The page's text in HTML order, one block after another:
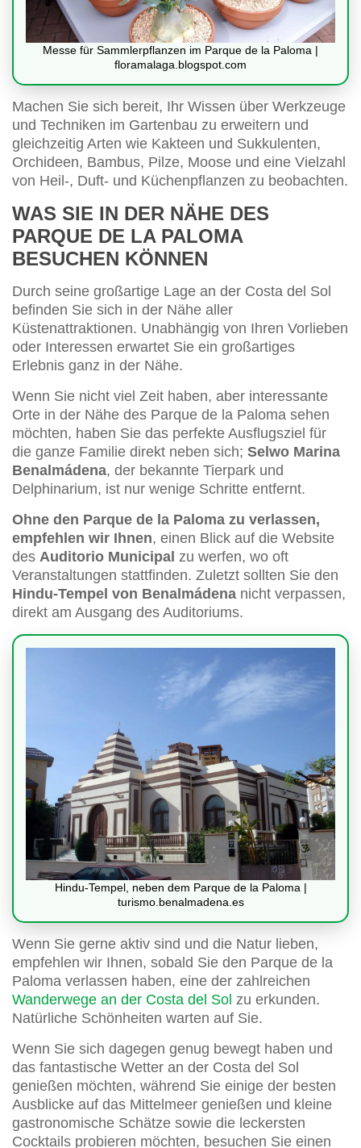
Messe für Sammlerpflanzen im Parque de la Paloma |
floramalaga.blogspot.com
Machen Sie sich bereit, Ihr Wissen über Werkzeuge
und Techniken im Gartenbau zu erweitern und
gleichzeitig Arten wie Kakteen und Sukkulenten,
Orchideen, Bambus, Pilze, Moose und eine Vielzahl
von Heil-, Duft- und Küchenpflanzen zu beobachten.
WAS SIE IN DER NÄHE DES
PARQUE DE LA PALOMA
BESUCHEN KÖNNEN
Durch seine großartige Lage an der Costa del Sol
befinden Sie sich in der Nähe aller
Küstenattraktionen. Unabhängig von Ihren Vorlieben
oder Interessen erwartet Sie ein großartiges
Erlebnis ganz in der Nähe.
Wenn Sie nicht viel Zeit haben, aber interessante
Orte in der Nähe des Parque de la Paloma sehen
möchten, haben Sie das perfekte Ausflugsziel für
die ganze Familie direkt neben sich; Selwo Marina
Benalmádena, der bekannte Tierpark und
Delphinarium, ist nur wenige Schritte entfernt.
Ohne den Parque de la Paloma zu verlassen,
empfehlen wir Ihnen, einen Blick auf die Website
des Auditorio Municipal zu werfen, wo oft
Veranstaltungen stattfinden. Zuletzt sollten Sie den
Hindu-Tempel von Benalmádena nicht verpassen,
direkt am Ausgang des Auditoriums.
Hindu-Tempel, neben dem Parque de la Paloma |
turismo.benalmadena.es
Wenn Sie gerne aktiv sind und die Natur lieben,
empfehlen wir Ihnen, sobald Sie den Parque de la
Paloma verlassen haben, eine der zahlreichen
Wanderwege an der Costa del Sol zu erkunden.
Natürliche Schönheiten warten auf Sie.
Wenn Sie sich dagegen genug bewegt haben und
das fantastische Wetter an der Costa del Sol
genießen möchten, während Sie einige der besten
Ausblicke auf das Mittelmeer genießen und kleine
gastronomische Schätze sowie die leckersten
Cocktails probieren möchten, besuchen Sie einen